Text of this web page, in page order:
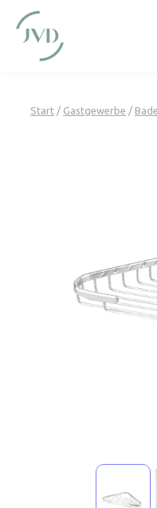
Start / Gastgewerbe /
Cookie-Einstellungen